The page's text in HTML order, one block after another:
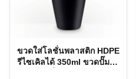
ขวดใส่โลชั่นพลาสติก HDPE
รีไซเคิลได้ 350ml ขวดปั๊ม